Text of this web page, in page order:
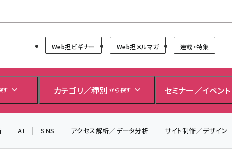
担当者Forum
Web担ビギナー Web担メルマガ 連載・特集
す カテゴリ／種別 から探す セミナー／イベント
AI SNS アクセス解析／データ分析 サイト制作／デザイン